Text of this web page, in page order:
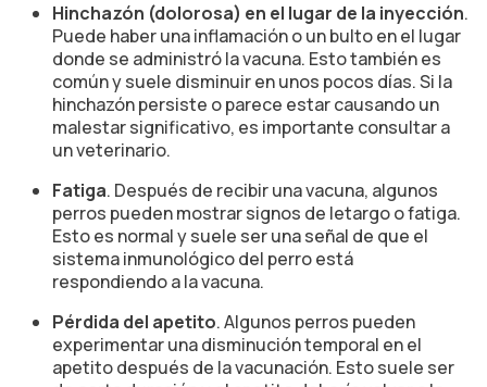
Hinchazón (dolorosa) en el lugar de la inyección.
Puede haber una inflamación o un bulto en el lugar
donde se administró la vacuna. Esto también es
común y suele disminuir en unos pocos días. Si la
hinchazón persiste o parece estar causando un
malestar significativo, es importante consultar a
un veterinario.
Fatiga. Después de recibir una vacuna, algunos
perros pueden mostrar signos de letargo o fatiga.
Esto es normal y suele ser una señal de que el
sistema inmunológico del perro está
respondiendo a la vacuna.
Pérdida del apetito. Algunos perros pueden
experimentar una disminución temporal en el
apetito después de la vacunación. Esto suele ser